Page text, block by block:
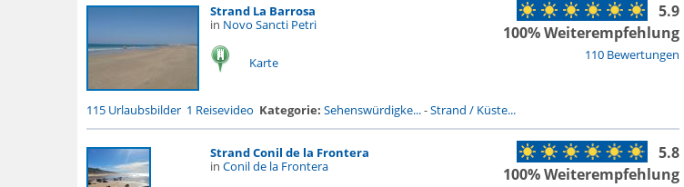
Strand La Barrosa
in Novo Sancti Petri
Karte 110 Bewertungen
5.9
100% Weiterempfehlung
115 Urlaubsbilder 1 Reisevideo Kategorie: Sehenswürdigke...-Strand / Küste...
Strand Conil de la Frontera
in Conil de la Frontera
5.8
100% Weiterempfehlung